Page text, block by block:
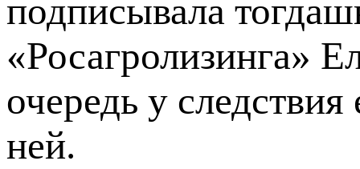
подписывала
«Росагролизинга»
очередь у
ней.